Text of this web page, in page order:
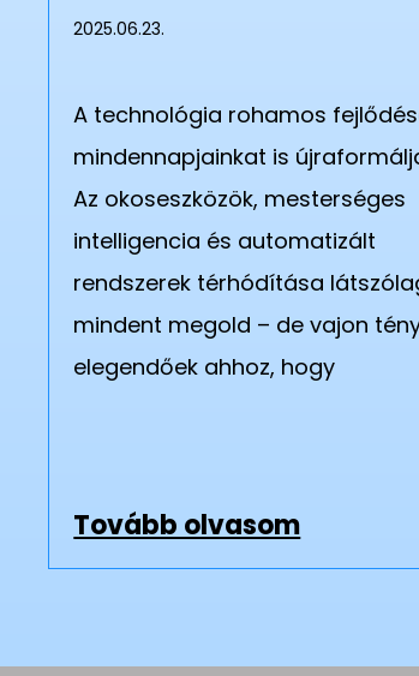
2025.06.23.
A technológia rohamos
mindennapjainkat is
Az okoseszközök, mesterséges
intelligencia és automatizált
rendszerek térhódítása
mindent megold – de vajon
elegendőek ahhoz, hogy
Tovább olvasom